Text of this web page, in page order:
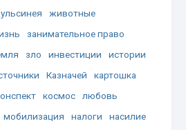
животные
занимательное право
зло инвестиции
истории
Казначей
картошка
космос
любовь
мобилизация налоги
насилие